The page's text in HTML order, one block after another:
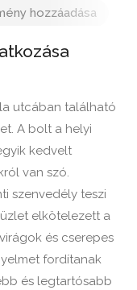
hozzáadása
utcában található
A bolt a helyi
kedvelt
van szó.
szenvedély teszi
elkötelezett a
és cserepes
fordítanak
és legtartósabb